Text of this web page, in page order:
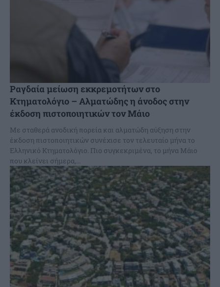
Ραγδαία μείωση εκκρεμοτήτων στο
Κτηματολόγιο – Αλματώδης η άνοδος στην
έκδοση πιστοποιητικών τον Μάιο
Με σταθερά ανοδική πορεία και αλματώδη αύξηση στην
έκδοση πιστοποιητικών συνέχισε τον τελευταίο μήνα το
Ελληνικό Κτηματολόγιο. Πιo συγκεκριμένα, το μήνα Μάιο
που κλείνει σήμερα,...